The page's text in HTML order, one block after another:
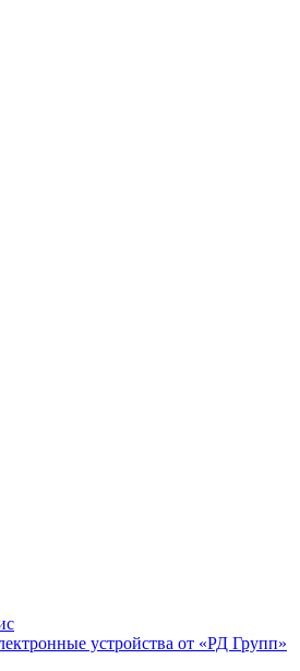
устройства от «РД Групп»